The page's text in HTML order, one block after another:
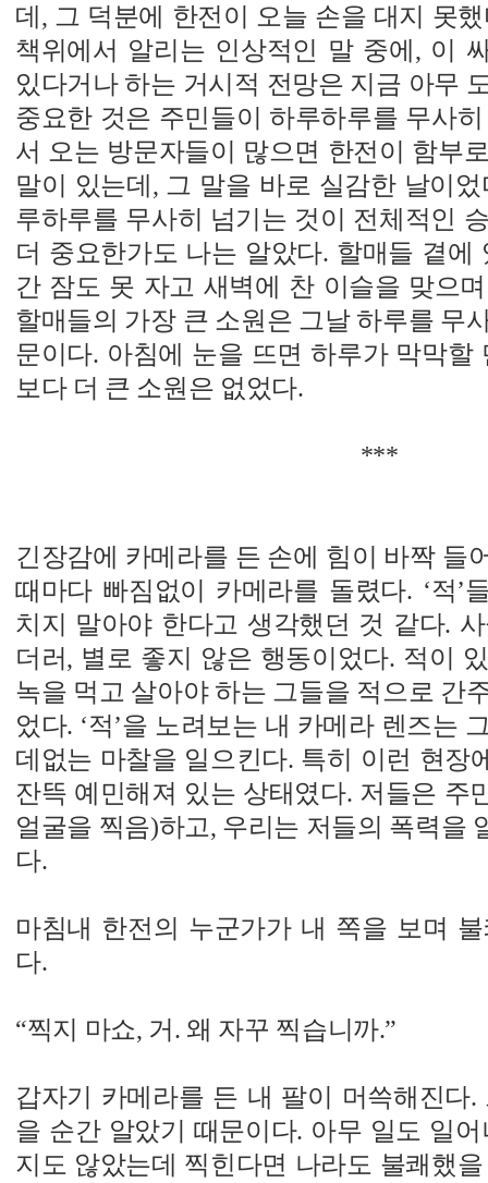
데, 그 덕분에 한전이 오늘 손을 대지 못
책위에서 알리는 인상적인 말 중에, 이
있다거나 하는 거시적 전망은 지금 아무
중요한 것은 주민들이 하루하루를 무사
서 오는 방문자들이 많으면 한전이 함부
말이 있는데, 그 말을 바로 실감한 날이
루하루를 무사히 넘기는 것이 전체적인
더 중요한가도 나는 알았다. 할매들 곁에
간 잠도 못 자고 새벽에 찬 이슬을 맞으
할매들의 가장 큰 소원은 그날 하루를 무
문이다. 아침에 눈을 뜨면 하루가 막막할
보다 더 큰 소원은 없었다.
***
긴장감에 카메라를 든 손에 힘이 바짝 들
때마다 빠짐없이 카메라를 돌렸다. ‘적’
치지 말아야 한다고 생각했던 것 같다.
더러, 별로 좋지 않은 행동이었다. 적이
녹을 먹고 살아야 하는 그들을 적으로 간
었다. ‘적’을 노려보는 내 카메라 렌즈는
데없는 마찰을 일으킨다. 특히 이런 현장
잔뜩 예민해져 있는 상태였다. 저들은 주
얼굴을 찍음)하고, 우리는 저들의 폭력을
다.
마침내 한전의 누군가가 내 쪽을 보며
다.
“찍지 마쇼, 거. 왜 자꾸 찍습니까.”
갑자기 카메라를 든 내 팔이 머쓱해진다
을 순간 알았기 때문이다. 아무 일도 일
지도 않았는데 찍힌다면 나라도 불쾌했